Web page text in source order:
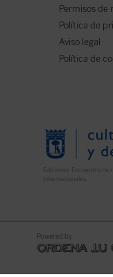
Permisos de
Política de
Aviso legal
Política de
Ediciones Encuentro
Powered by